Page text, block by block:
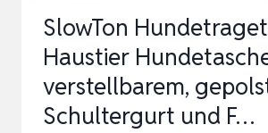
SlowTon
Haustier
verstellbarem,
Schultergurt und F…